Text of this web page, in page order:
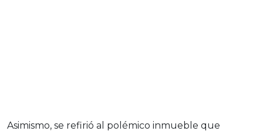
Asimismo, se refirió al polémico inmueble que